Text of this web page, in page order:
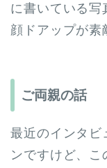
に書いている写
顔ドアップが素
ご両親の話
最近のインタビ
ンですけど、こ